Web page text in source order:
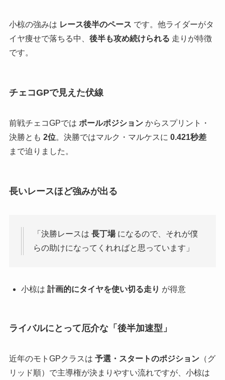
小椋の強みは レース後半のペース です。他ライダーがタ
イヤ痩せで落ちる中、 後半も攻め続けられる 走りが特徴
です。
チェコGPで見えた伏線
前戦チェコGPでは ポールポジションからスプリント・
決勝とも 2位。決勝ではマルク・マルケスに 0.421秒差
まで迫りました。
長いレースほど強みが出る
「決勝レースは 長丁場になるので、それが僕
らの助けになってくれればと思っています」
小椋は 計画的にタイヤを使い切る走り が得意
ライバルにとって厄介な「後半加速型」
近年のモトGPクラスは 予選・スタートのポジション（グ
リッド順）で主導権が決まりやすい流れですが、小椋は